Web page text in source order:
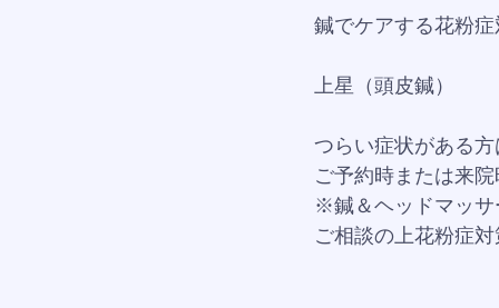
鍼でケアする花粉症
上星（頭皮鍼）
つらい症状がある方
ご予約時または来
※鍼＆ヘッドマッサ
ご相談の上花粉症